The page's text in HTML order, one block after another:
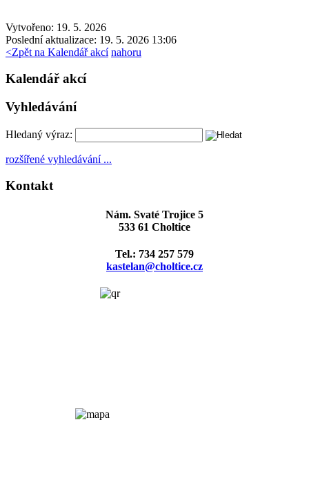
Vytvořeno: 19. 5. 2026
Poslední aktualizace: 19. 5. 2026 13:06
<Zpět na Kalendář akcí nahoru
Kalendář akcí
Vyhledávání
Hledaný výraz:
rozšířené vyhledávání ...
Kontakt
Nám. Svaté Trojice 5
533 61 Choltice
Tel.: 734 257 579
kastelan@choltice.cz